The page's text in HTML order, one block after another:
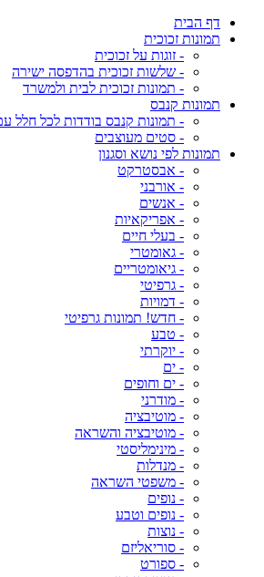
דף הבית
תמונות זכוכית
- זוגות על זכוכית
- שלשות זכוכית בהדפסה ישירה
- תמונות זכוכית לבית ולמשרד
תמונות קנבס
- תמונות קנבס בודדות לכל חלל
- סטים מעוצבים
תמונות לפי נושא וסגנון
- אבסטרקט
- אורבני
- אנשים
- אפריקאיות
- בעלי חיים
- גאומטרי
- גיאומטריים
- גרפיטי
- דמויות
- חדש! תמונות גרפיטי
- טבע
- יוקרתי
- ים
- ים וחופים
- מודרני
- מוטיבציה
- מוטיבציה והשראה
- מינימליסטי
- מנדלות
- משפטי השראה
- נופים
- נופים וטבע
- נוצות
- סוריאליזם
- ספורט